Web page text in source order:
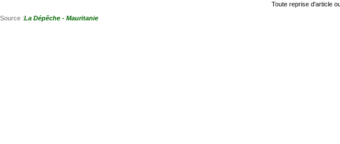
Toute reprise d'article
Source :La Dépêche - Mauritanie